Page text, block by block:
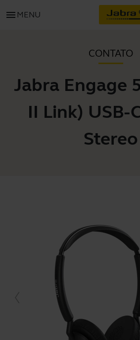
menu MENU
CONTATO
Jabra Engage
II Link) USB-
Stereo